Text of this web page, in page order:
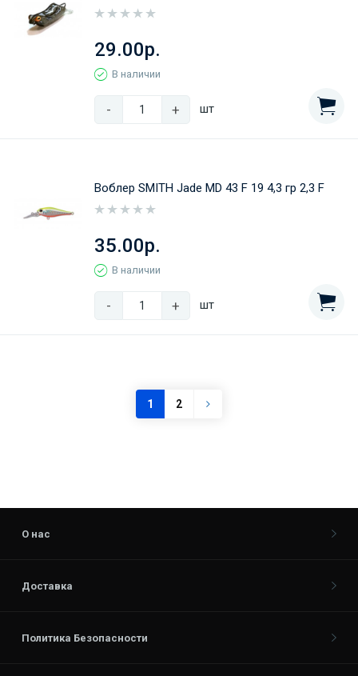
29.00р.
В наличии
- + шт
Воблер SMITH Jade MD 43 F 19 4,3 гр 2,3 F
35.00р.
В наличии
- + шт
1 2
О нас
Доставка
Политика Безопасности